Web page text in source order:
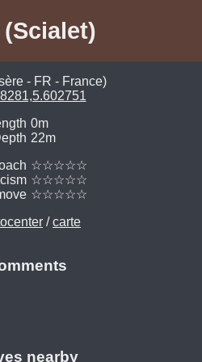
(Scialet)
- FR - France)
0m
22m
☆☆☆☆☆
☆☆☆☆☆
☆☆☆☆☆
/carte
nearby